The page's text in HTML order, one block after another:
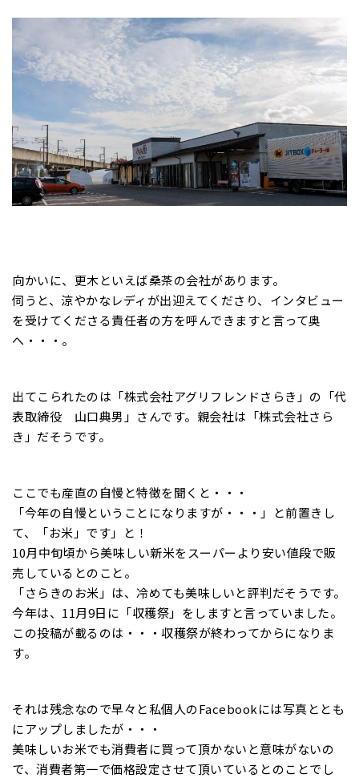
向かいに、更木といえば桑茶の会社があります。
伺うと、涼やかなレディが出迎えてくださり、インタビュー
を受けてくださる責任者の方を呼んできますと言って奥
へ・・・。
出てこられたのは「株式会社アグリフレンドさらき」の「代
表取締役 山口典男」さんです。親会社は「株式会社さら
き」だそうです。
ここでも産直の自慢と特徴を聞くと・・・
「今年の自慢ということになりますが・・・」と前置きし
て、「お米」です」と！
10月中旬頃から美味しい新米をスーパーより安い値段で販
売しているとのこと。
「さらきのお米」は、冷めても美味しいと評判だそうです。
今年は、11月9日に「収穫祭」をしますと言っていました。
この投稿が載るのは・・・収穫祭が終わってからになりま
す。
それは残念なので早々と私個人のFacebookには写真ととも
にアップしましたが・・・
美味しいお米でも消費者に買って頂かないと意味がないの
で、消費者第一で価格設定させて頂いているとのことでし